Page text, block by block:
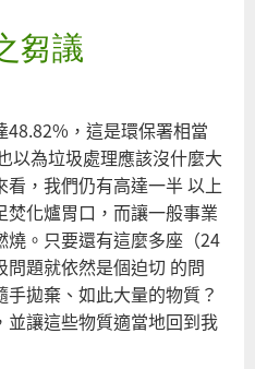
芻議
，這是環保署相當
以為垃圾處理應該沒什麼大
，我們仍有高達一半 以上
化爐胃口，而讓一般事業
燒。只要還有這麼多座（24
題就依然是個迫切 的問
拋棄、如此大量的物質？
讓這些物質適當地回到我